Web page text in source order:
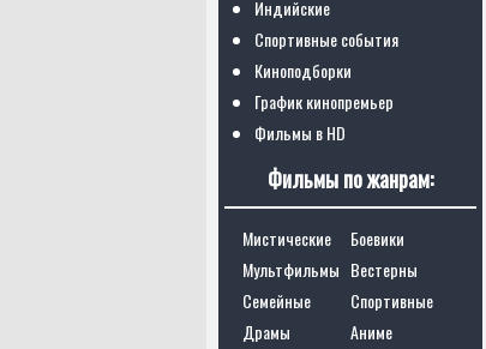
Индийские
Спортивные события
Киноподборки
График кинопремьер
Фильмы в HD
Фильмы по жанрам:
Мистические
Боевики
Мультфильмы Вестерны
Семейные
Спортивные
Драмы
Аниме